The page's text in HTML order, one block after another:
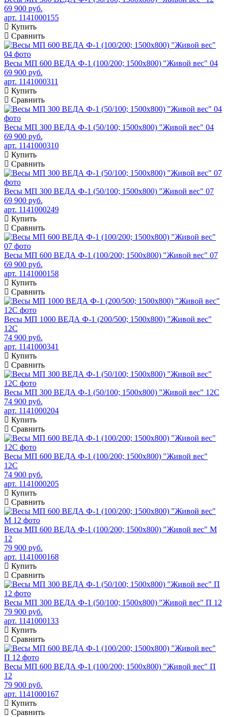
69 900 руб.
арт. 1141000155
Купить
Сравнить
Весы МП 600 ВЕДА Ф-1 (100/200; 1500х800) "Живой вес" 04
69 900 руб.
арт. 1141000311
Купить
Сравнить
Весы МП 300 ВЕДА Ф-1 (50/100; 1500х800) "Живой вес" 04
69 900 руб.
арт. 1141000310
Купить
Сравнить
Весы МП 300 ВЕДА Ф-1 (50/100; 1500х800) "Живой вес" 07
69 900 руб.
арт. 1141000249
Купить
Сравнить
Весы МП 600 ВЕДА Ф-1 (100/200; 1500х800) "Живой вес" 07
69 900 руб.
арт. 1141000158
Купить
Сравнить
Весы МП 1000 ВЕДА Ф-1 (200/500; 1500х800) "Живой вес"
12С
74 900 руб.
арт. 1141000341
Купить
Сравнить
Весы МП 300 ВЕДА Ф-1 (50/100; 1500х800) "Живой вес" 12С
74 900 руб.
арт. 1141000204
Купить
Сравнить
Весы МП 600 ВЕДА Ф-1 (100/200; 1500х800) "Живой вес"
12С
74 900 руб.
арт. 1141000205
Купить
Сравнить
Весы МП 600 ВЕДА Ф-1 (100/200; 1500х800) "Живой вес" М
12
79 900 руб.
арт. 1141000168
Купить
Сравнить
Весы МП 300 ВЕДА Ф-1 (50/100; 1500х800) "Живой вес" П 12
79 900 руб.
арт. 1141000133
Купить
Сравнить
Весы МП 600 ВЕДА Ф-1 (100/200; 1500х800) "Живой вес" П
12
79 900 руб.
арт. 1141000167
Купить
Сравнить